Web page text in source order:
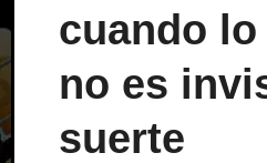
cuando lo
no es
suerte